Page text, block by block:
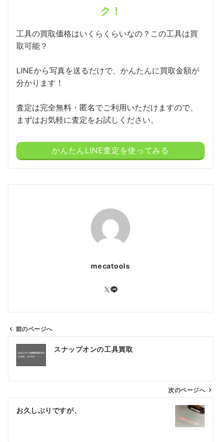
ク！
工具の買取価格はいくらくらいなの？この工具は買
取可能？
LINEから写真を送るだけで、かんたんに買取金額が
分かります！
査定は完全無料・匿名でご利用いただけますので、
まずはお気軽に査定をお試しください。
かんたんLINE査定を使ってみる
mecatools
前のページへ
スナップオンの工具買取
次のページへ
お久しぶりですが、